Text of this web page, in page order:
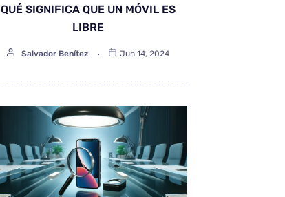
QUÉ SIGNIFICA QUE UN MÓVIL ES
LIBRE
Salvador Benítez Jun 14, 2024